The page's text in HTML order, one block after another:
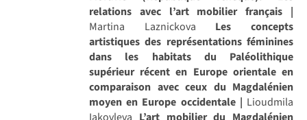
relations avec l’art mobilier français |
Martina Laznickova Les concepts
artistiques des représentations féminines
dans les habitats du Paléolithique
supérieur récent en Europe orientale en
comparaison avec ceux du Magdalénien
moyen en Europe occidentale | Lioudmila